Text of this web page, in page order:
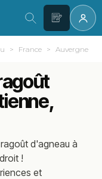
France Auvergne-
ragoût d'agneau à
!
et